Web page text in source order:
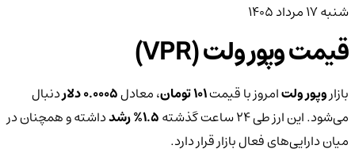
شنبه ۱۷ مرداد ۱۴۰۵
قیمت وپور ولت (VPR)
بازاروپور ولتامروز با قیمت101 تومان ، معادل0.0005 دلار
دنبال
می‌شود. این ارز طی ۲۴ ساعت گذشته
1.5% رشدداشته و همچنان در
میان دارایی‌های فعال بازار قرار دارد.